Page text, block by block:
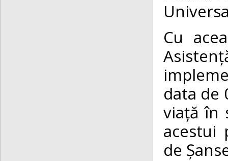
Cu
data de
viață în
acestui
de